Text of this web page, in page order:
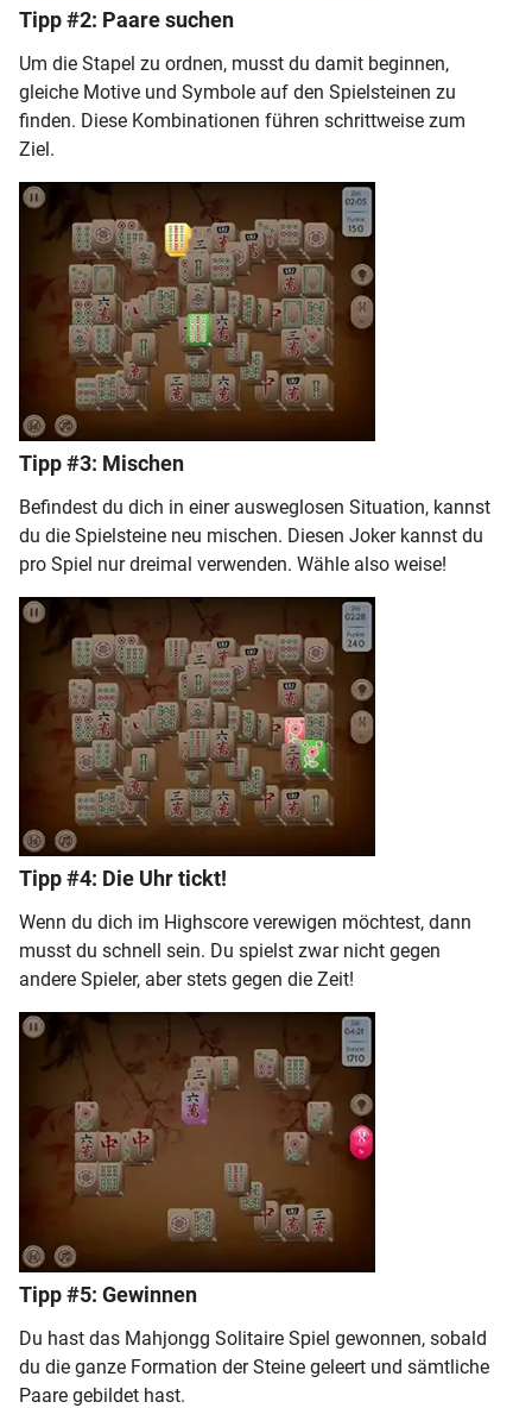
Tipp #2: Paare suchen
Um die Stapel zu ordnen, musst du damit beginnen,
gleiche Motive und Symbole auf den Spielsteinen zu
finden. Diese Kombinationen führen schrittweise zum
Ziel.
Tipp #3: Mischen
Befindest du dich in einer ausweglosen Situation, kannst
du die Spielsteine neu mischen. Diesen Joker kannst du
pro Spiel nur dreimal verwenden. Wähle also weise!
Tipp #4: Die Uhr tickt!
Wenn du dich im Highscore verewigen möchtest, dann
musst du schnell sein. Du spielst zwar nicht gegen
andere Spieler, aber stets gegen die Zeit!
Tipp #5: Gewinnen
Du hast das Mahjongg Solitaire Spiel gewonnen, sobald
du die ganze Formation der Steine geleert und sämtliche
Paare gebildet hast.